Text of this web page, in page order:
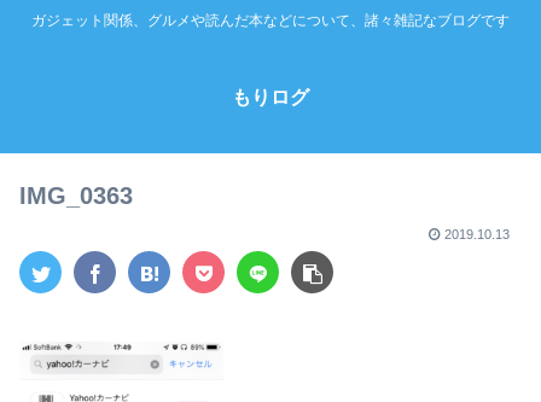
ガジェット関係、グルメや読んだ本などについて、諸々雑記なブログです
もりログ
IMG_0363
2019.10.13